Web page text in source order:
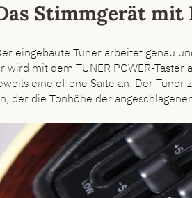
Stimmgerät
eingebaute Tuner arbeitet genau
wird mit dem TUNER POWER-
eine offene Saite an: Der Tuner
der die Tonhöhe der